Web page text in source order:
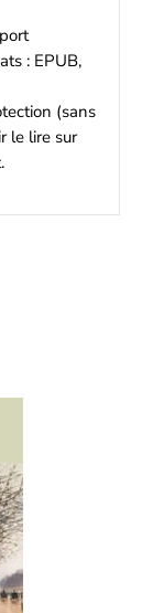
: EPUB,
(sans
le lire sur